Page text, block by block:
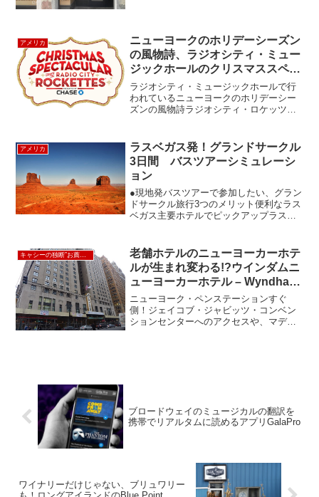
アメリカ
ニューヨークのホリデーシーズン
の風物詩、ラジオシティ・ミュー
ジックホールのクリスマススペク
タキュラー
ラジオシティ・ミュージックホールで行
われているニューヨークのホリデーシー
ズンの風物詩ラジオシティ・ロケッツの
した。1933年から続く、伝統のクリス...
アメリカ
ラスベガス発！グランドサークル
3日間 バスツアーシミュレーシ
ョン
●現地発バスツアーで参加したい、グラン
ドサークル旅行3つのメリット便利なラス
ベガス主要ホテルでピックアップラスベ
エンターテイメントが充実しているこ
と。夕方に到着のフライ...
キャシーの独断”お薦め”ホテル
老舗ホテルのニューヨーカーホテ
ルが生まれ変わる!?ウインダムニ
ューヨーカーホテル – Wyndham
New Yorker Hotel
ニューヨーク・ペンステーションすぐ
側！ジェイコブ・ジャビッツ・コンベン
ションセンターへのアクセスや、マディ
ブロードウェイのミュージカルの翻訳を
携帯でリアルタムに読めるアプリGalaPro
ワイナリーだけじゃない、ブリュワリー